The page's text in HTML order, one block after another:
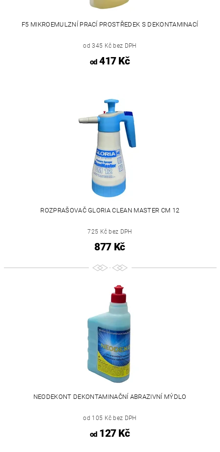
F5 MIKROEMULZNÍ PRACÍ PROSTŘEDEK S DEKONTAMINACÍ
od 345 Kč bez DPH
od417 Kč
ROZPRAŠOVAČ GLORIA CLEAN MASTER CM 12
725 Kč bez DPH
877 Kč
NEODEKONT DEKONTAMINAČNÍ ABRAZIVNÍ MÝDLO
od 105 Kč bez DPH
od127 Kč